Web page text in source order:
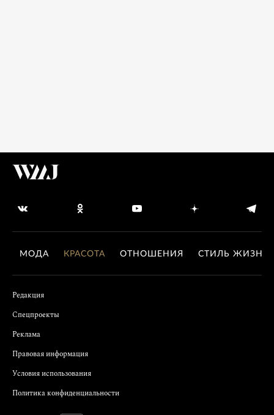
МОДА КРАСОТА ОТНОШЕНИЯ СТИЛЬ ЖИЗНИ
Редакция
Спецпроекты
Реклама
Правовая информация
Условия использования
Политика конфиденциальности